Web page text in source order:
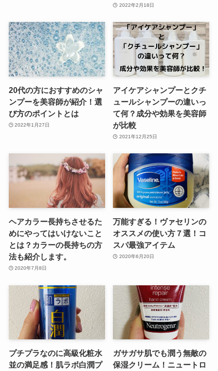
2022年2月18日
20代の方におすすめのシャ
ンプーを美容師が紹介！選
び方のポイントとは
2022年1月27日
アイケアシャンプーとクチ
ュールシャンプーの違いっ
て何？成分や効果を美容師
が比較
2021年12月25日
ヘアカラー長持ちさせるた
めにやってはいけないこと
とは？カラーの長持ちの方
法も紹介します。
2020年7月8日
万能すぎる！ヴァセリンの
オススメの使い方７選！コ
スパ最強アイテム
2020年6月20日
プチプラなのに高級化粧水
並の満足感！肌ラボ白潤プ
ガサガサ肌でも潤う無敵の
保湿クリーム！ニュートロ